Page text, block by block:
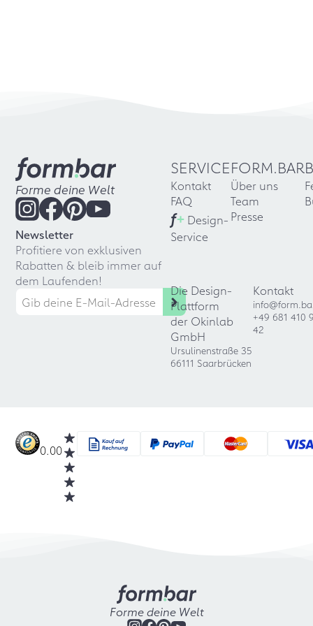
Forme deine Welt
Newsletter
Profitiere von exklusiven
Rabatten & bleib immer auf
dem Laufenden!
SERVICE
Kontakt
FAQ
f+ Design-
Service
FORM.BAR
Über uns
Team
Presse
Die Design-
Plattform
der Okinlab
GmbH
Ursulinenstraße 35
66111 Saarbrücken
Kontakt
+49 681 410
42
0.00
Forme deine Welt